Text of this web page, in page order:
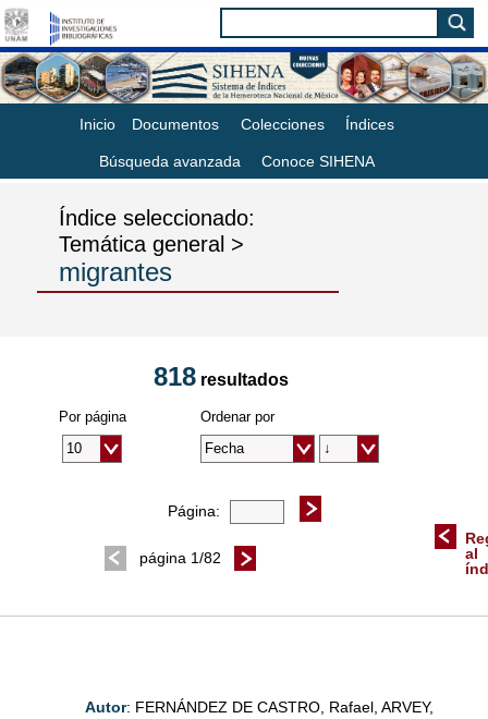
Inicio Documentos Colecciones Índices
Búsqueda avanzada Conoce SIHENA
Índice seleccionado:
Temática general >
migrantes
818resultados
Ordenar por
Por página
Página:
página 1/82
al
Autor: FERNÁNDEZ DE CASTRO, Rafael, ARVEY,